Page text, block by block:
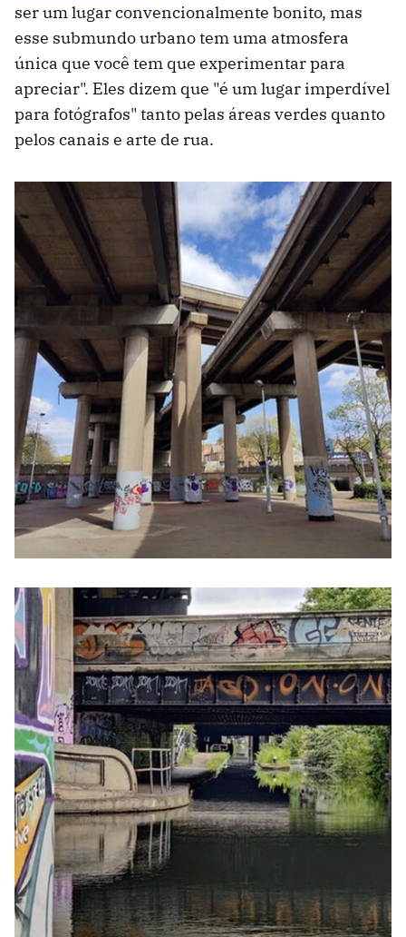
ser um lugar convencionalmente bonito, mas
esse submundo urbano tem uma atmosfera
única que você tem que experimentar para
apreciar". Eles dizem que "é um lugar imperdível
para fotógrafos" tanto pelas áreas verdes quanto
pelos canais e arte de rua.